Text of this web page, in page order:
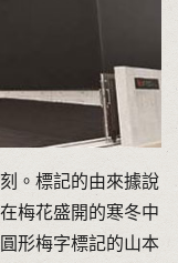
。標記的由來據說
梅花盛開的寒冬中
形梅字標記的山本